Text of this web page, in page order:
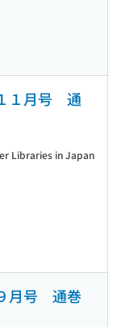
１月号 通
Libraries in Japan
月号 通巻